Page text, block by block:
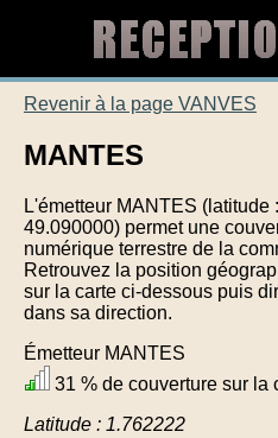
Revenir à la page VANVES
MANTES
L'émetteur MANTES (latitude
49.090000) permet une
numérique terrestre de la
Retrouvez la position
sur la carte ci-dessous puis
dans sa direction.
Émetteur MANTES
31 % de couverture sur la
Latitude : 1.762222